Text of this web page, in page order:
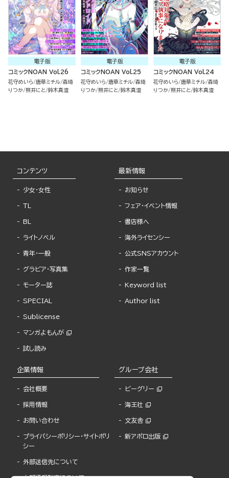
電子版
コミックNOAN Vol.26
花守めいら 唐草ミチル 森埼
りつか 照井にと 鈴木真澄
電子版
コミックNOAN Vol.25
花守めいら 唐草ミチル 森埼
りつか 照井にと 鈴木真澄
電子版
コミックNOAN Vol.24
花守めいら 唐草ミチル 森埼
りつか 照井にと 鈴木真澄
コンテンツ
少女・女性
TL
BL
ライトノベル
青年・一般
グラビア・写真集
モーター誌
SPECIAL
Sublicense
マンガよもんが
試し読み
最新情報
お知らせ
フェア・イベント情報
書店様へ
海外ライセンシー
公式SNSアカウント
作家一覧
Keyword list
Author list
企業情報
会社概要
採用情報
お問い合わせ
プライバシーポリシー・サイトポリ
シー
外部送信先について
グループ会社
ビーグリー
海王社
文友舎
新アポロ出版